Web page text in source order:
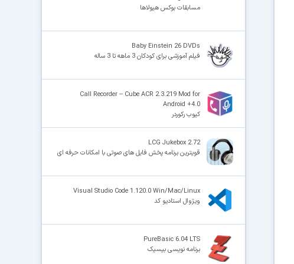
مسابقات بوکس هیولاها
Baby Einstein 26 DVDs
فیلم آموزشی برای کودکان 3 ماهه تا 3 ساله
Call Recorder – Cube ACR 2.3.219 Mod for
Android +4.0
کیوب رکوردر
LCG Jukebox 2.72
قویترین برنامه پخش فایل های صوتی با امکانات حرفه ای
Visual Studio Code 1.120.0 Win/Mac/Linux
ویژوال استادیو کد
PureBasic 6.04 LTS
برنامه نویسی بیسیک